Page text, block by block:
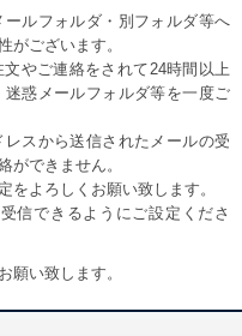
ルフォルダ・別フォルダ等へ
がございます。
やご連絡をされて24時間以上
惑メールフォルダ等を一度ご
スから送信されたメールの受
ができません。
をよろしくお願い致します。
信できるようにご設定くださ
願い致します。